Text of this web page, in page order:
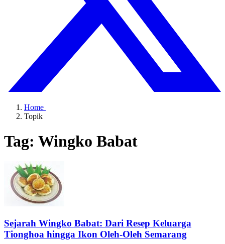
Home
Topik
Tag: Wingko Babat
Sejarah Wingko Babat: Dari Resep Keluarga
Tionghoa hingga Ikon Oleh-Oleh Semarang